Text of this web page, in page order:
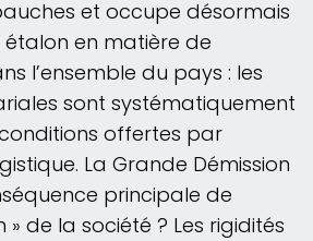
et occupe désormais
en matière de
l’ensemble du pays : les
sont systématiquement
offertes par
La Grande Démission
principale de
» de la société ? Les rigidités